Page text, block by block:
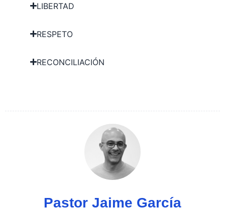
LIBERTAD
RESPETO
RECONCILIACIÓN
Pastor Jaime García